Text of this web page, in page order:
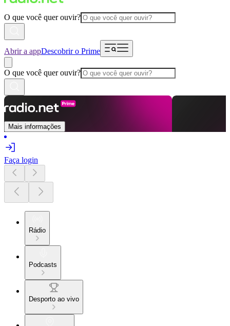
O que você quer ouvir?
Abrir a appDescobrir o Prime
O que você quer ouvir?
Mais informações
Faça login
Rádio
Podcasts
Desporto ao vivo